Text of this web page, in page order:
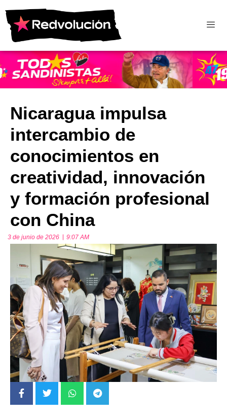
Nicaragua impulsa
intercambio de
conocimientos en
creatividad, innovación
y formación profesional
con China
3 de junio de 2026 9:07 AM